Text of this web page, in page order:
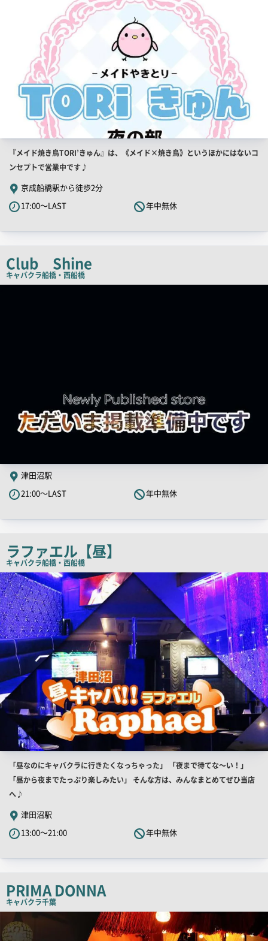
店
舗
PR
キ
ャ
ピ
ー
『メイド焼き鳥TORI’きゅん』は、《メイド×焼き鳥》というほかにはないコ
ンセプトで営業中です♪
京成船橋駅から徒歩2分
17:00～LAST
年中無休
Club Shine
キャバクラ船橋・西船橋
津田沼駅
21:00～LAST
年中無休
ラファエル【昼】
キャバクラ船橋・西船橋
店
舗
PR
画
像
店
舗
PR
キ
ャ
ッ
ー
「昼なのにキャバクラに行きたくなっちゃった」 「夜まで待てな～い！」
「昼から夜までたっぷり楽しみたい」 そんな方は、みんなまとめてぜひ当店
へ♪
津田沼駅
13:00～21:00
年中無休
PRIMA DONNA
キャバクラ千葉
舗
PR